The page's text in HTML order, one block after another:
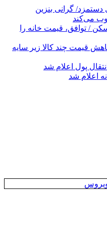
تا ۸۳ درصدی دستمزد/ گرانی بنزین
می‌کند
/ توافق، قیمت خانه را
قیمت چند کالا زیر سایه
پول اعلام شد
اعلام شد
ویروس